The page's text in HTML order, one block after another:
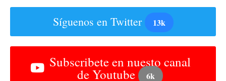
Síguenos en Twitter 13k
Subscribete en nuesto canal
de Youtube 6k